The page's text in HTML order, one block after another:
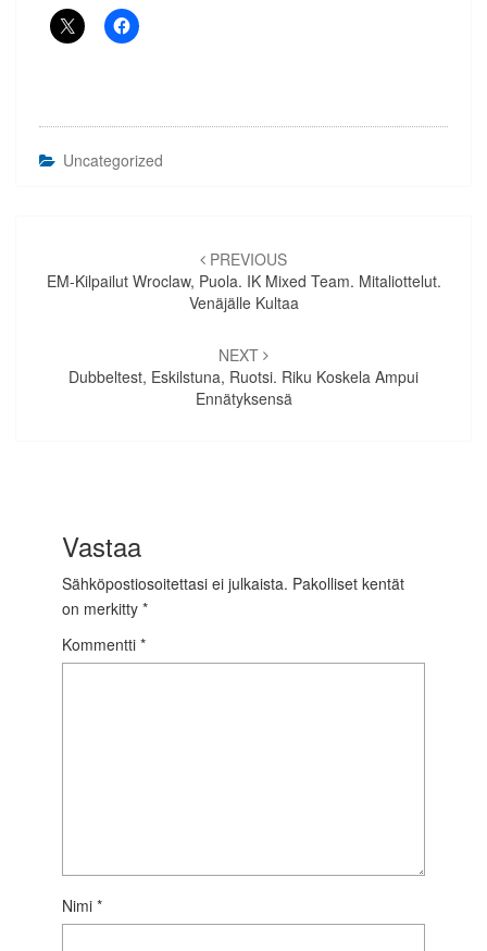
Uncategorized
selaus
PREVIOUS
EM-Kilpailut Wroclaw, Puola. IK Mixed Team. Mitaliottelut.
Venäjälle Kultaa
NEXT
Dubbeltest, Eskilstuna, Ruotsi. Riku Koskela Ampui
Ennätyksensä
Vastaa
Sähköpostiosoitettasi ei julkaista. Pakolliset kentät
on merkitty *
Kommentti *
Nimi *